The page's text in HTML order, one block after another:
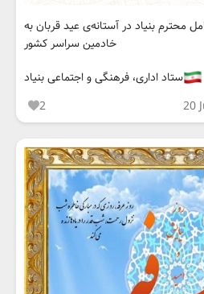
محترم بنیاد در آستانه‌ی عید قربان به
خادمین سراسر کشور
ستاد اداری، فرهنگی و اجتماعی بنیاد
2
20